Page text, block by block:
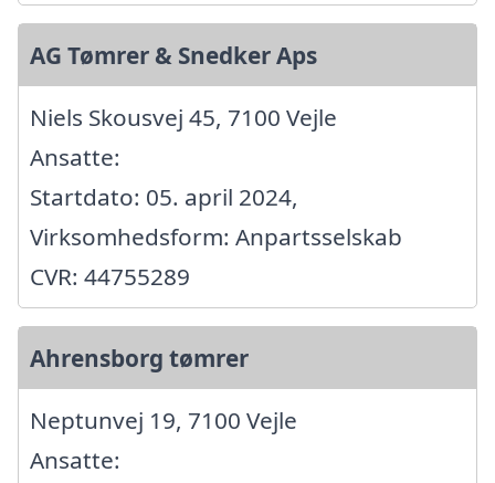
AG Tømrer & Snedker Aps
Niels Skousvej 45, 7100 Vejle
Ansatte:
Startdato: 05. april 2024,
Virksomhedsform: Anpartsselskab
CVR: 44755289
Ahrensborg tømrer
Neptunvej 19, 7100 Vejle
Ansatte: